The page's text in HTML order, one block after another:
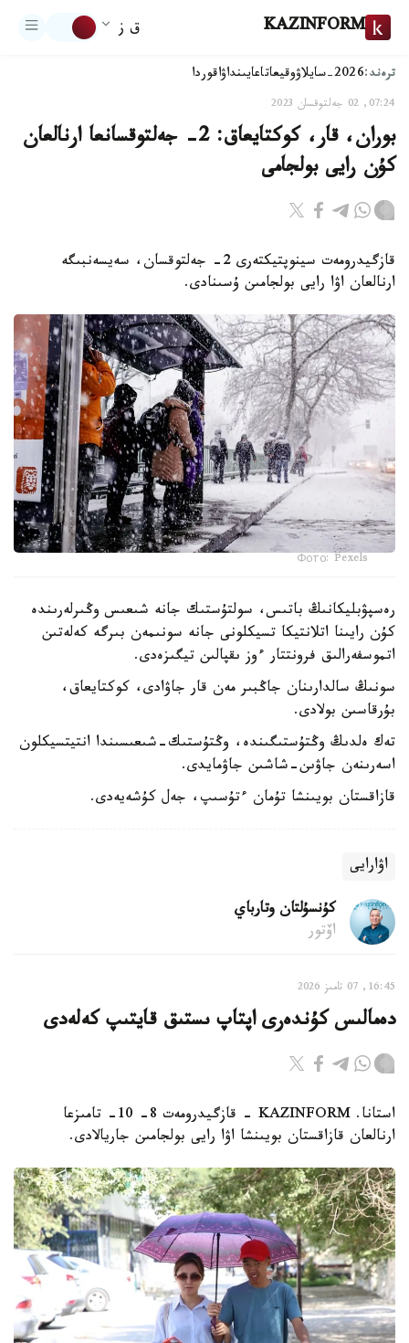
KAZINFORM ق ز
ترەند:2026-سايلاۋ وقيعاتاعايىنداۋاقوردا
07:24, 02 جەلتوقسان 2023
بوران، قار، كوكتايعاق: 2- جەلتوقسانعا ارنالعان
كۇن رايى بولجامى
قازگيدرومەت سينوپتيكتەرى 2- جەلتوقسان، سەيسەنبىگە
ارنالعان اۋا رايى بولجامىن ۇسىنادى.
Фото: Pexels
رەسپۋبليكانىڭ باتىس، سولتۇستىك جانە شىعىس وڭىرلەرىندە
كۇن رايىنا اتلانتيكا تسيكلونى جانە سونىمەن بىرگە كەلەتىن
اتموسفەرالىق فرونتتار ءوز ىقپالىن تيگىزەدى.
سونىڭ سالدارىنان جاڭبىر مەن قار جاۋادى، كوكتايعاق،
بۇرقاسىن بولادى.
تەك ەلدىڭ وڭتۇستىگىندە، وڭتۇستىك-شىعىسىندا انتيتسيكلون
اسەرىنەن جاۋىن-شاشىن جاۋمايدى.
قازاقستان بويىنشا تۇمان ءتۇسىپ، جەل كۇشەيەدى.
اۋارايى
كۇنسۇلتان وتارباي
اۆتور
16:45, 07 تامىز 2026
دەمالىس كۇندەرى اپتاپ ىستىق قايتىپ كەلەدى
استانا. KAZINFORM - قازگيدرومەت 8- 10- تامىزعا
ارنالعان قازاقستان بويىنشا اۋا رايى بولجامىن جاريالادى.